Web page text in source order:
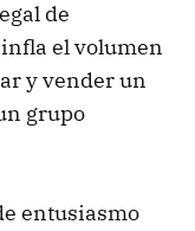
de
el volumen
y vender un
grupo
entusiasmo